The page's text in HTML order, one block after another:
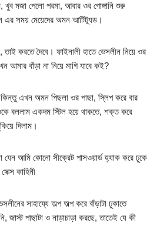
খুব মজা পেলো পরমা, আবার ওর গোঙ্গানি শুরু
এর সময় মেয়েদের অমন আটিট্যূড।
করতে দৈবে। ফাইনালী হাতে ভেসলীন নিয়ে ওর
আমার বাঁড়া না নিয়ে মাগি যাবে কই?
এখন অমন পিছলা ওর পাছা, স্লিপ করে বার
ওকে বললাম একদম স্টিল হয়ে থাকতে, শক্ত করে
দিলাম।
আমি কোনো সীক্রেট পাসওয়ার্ড হ্যাক করে ঢুকে
কাহিনী
সাহায্যে অল্প অল্প করে বাঁড়াটা ঢুকাতে
পাছাটা ও নাড়াচাড়া করছে, তাতেই যে কী